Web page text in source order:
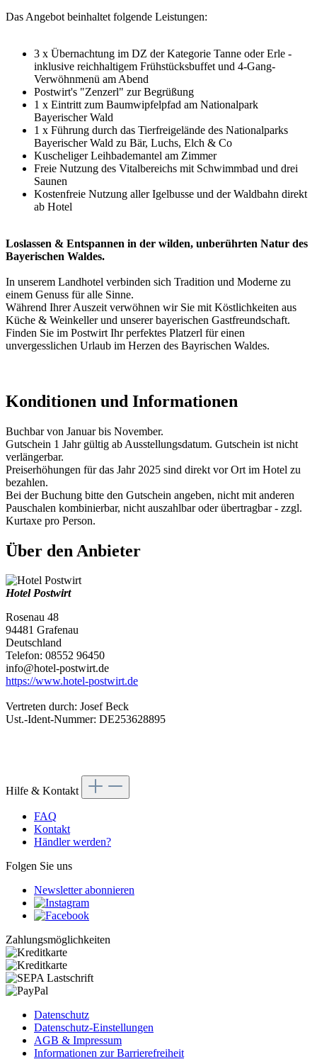
Das Angebot beinhaltet folgende Leistungen:
3 x Übernachtung im DZ der Kategorie Tanne oder Erle -
inklusive reichhaltigem Frühstücksbuffet und 4-Gang-
Verwöhnmenü am Abend
Postwirt's "Zenzerl" zur Begrüßung
1 x Eintritt zum Baumwipfelpfad am Nationalpark
Bayerischer Wald
1 x Führung durch das Tierfreigelände des Nationalparks
Bayerischer Wald zu Bär, Luchs, Elch & Co
Kuscheliger Leihbademantel am Zimmer
Freie Nutzung des Vitalbereichs mit Schwimmbad und drei
Saunen
Kostenfreie Nutzung aller Igelbusse und der Waldbahn direkt
ab Hotel
Loslassen & Entspannen in der wilden, unberührten Natur des
Bayerischen Waldes.
In unserem Landhotel verbinden sich Tradition und Moderne zu
einem Genuss für alle Sinne.
Während Ihrer Auszeit verwöhnen wir Sie mit Köstlichkeiten aus
Küche & Weinkeller und unserer bayerischen Gastfreundschaft.
Finden Sie im Postwirt Ihr perfektes Platzerl für einen
unvergesslichen Urlaub im Herzen des Bayrischen Waldes.
Konditionen und Informationen
Buchbar von Januar bis November.
Gutschein 1 Jahr gültig ab Ausstellungsdatum. Gutschein ist nicht
verlängerbar.
Preiserhöhungen für das Jahr 2025 sind direkt vor Ort im Hotel zu
bezahlen.
Bei der Buchung bitte den Gutschein angeben, nicht mit anderen
Pauschalen kombinierbar, nicht auszahlbar oder übertragbar - zzgl.
Kurtaxe pro Person.
Über den Anbieter
Hotel Postwirt
Rosenau 48
94481 Grafenau
Deutschland
Telefon: 08552 96450
info@hotel-postwirt.de
https://www.hotel-postwirt.de
Vertreten durch: Josef Beck
Ust.-Ident-Nummer: DE253628895
Hilfe & Kontakt
FAQ
Kontakt
Händler werden?
Folgen Sie uns
Newsletter abonnieren
Zahlungsmöglichkeiten
Datenschutz
Datenschutz-Einstellungen
AGB & Impressum
Informationen zur Barrierefreiheit